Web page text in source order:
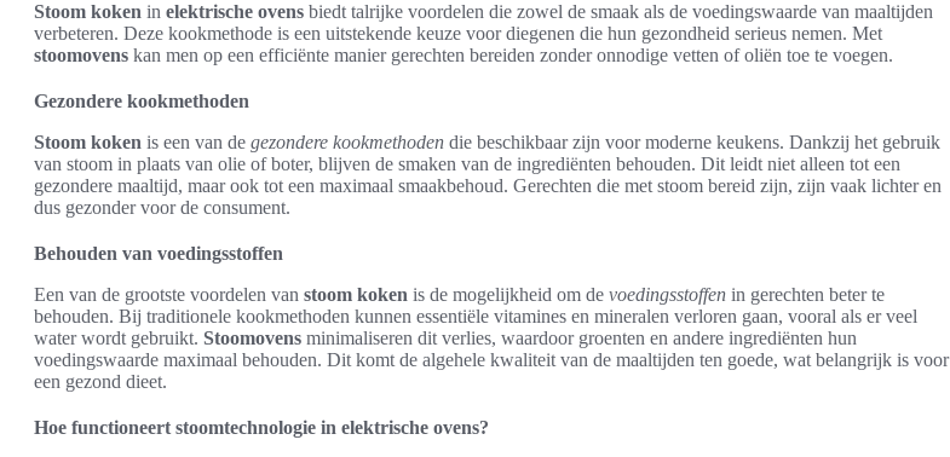
Stoom koken in elektrische ovens biedt talrijke voordelen die zowel de smaak als de voedingswaarde van maaltijden
verbeteren. Deze kookmethode is een uitstekende keuze voor diegenen die hun gezondheid serieus nemen. Met
stoomovens kan men op een efficiënte manier gerechten bereiden zonder onnodige vetten of oliën toe te voegen.
Gezondere kookmethoden
Stoom koken is een van de gezondere kookmethoden die beschikbaar zijn voor moderne keukens. Dankzij het gebruik
van stoom in plaats van olie of boter, blijven de smaken van de ingrediënten behouden. Dit leidt niet alleen tot een
gezondere maaltijd, maar ook tot een maximaal smaakbehoud. Gerechten die met stoom bereid zijn, zijn vaak lichter en
dus gezonder voor de consument.
Behouden van voedingsstoffen
Een van de grootste voordelen van stoom koken is de mogelijkheid om de voedingsstoffen in gerechten beter te
behouden. Bij traditionele kookmethoden kunnen essentiële vitamines en mineralen verloren gaan, vooral als er veel
water wordt gebruikt. Stoomovens minimaliseren dit verlies, waardoor groenten en andere ingrediënten hun
voedingswaarde maximaal behouden. Dit komt de algehele kwaliteit van de maaltijden ten goede, wat belangrijk is voor
een gezond dieet.
Hoe functioneert stoomtechnologie in elektrische ovens?